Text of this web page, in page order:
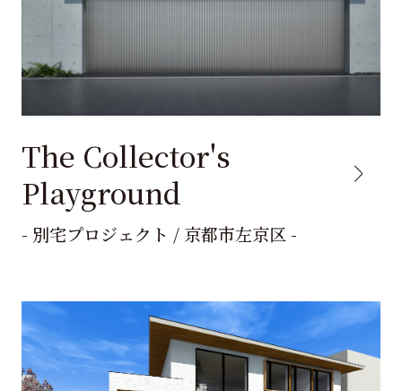
The Collector's
Playground
- 別宅プロジェクト / 京都市左京区 -